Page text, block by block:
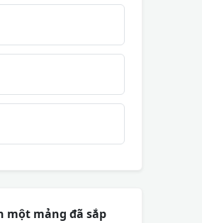
mảng đã sắp